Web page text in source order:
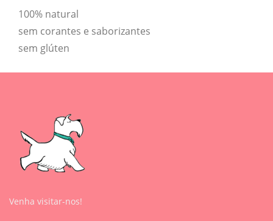
100% natural
sem corantes e saborizantes
sem glúten
Venha visitar-nos!